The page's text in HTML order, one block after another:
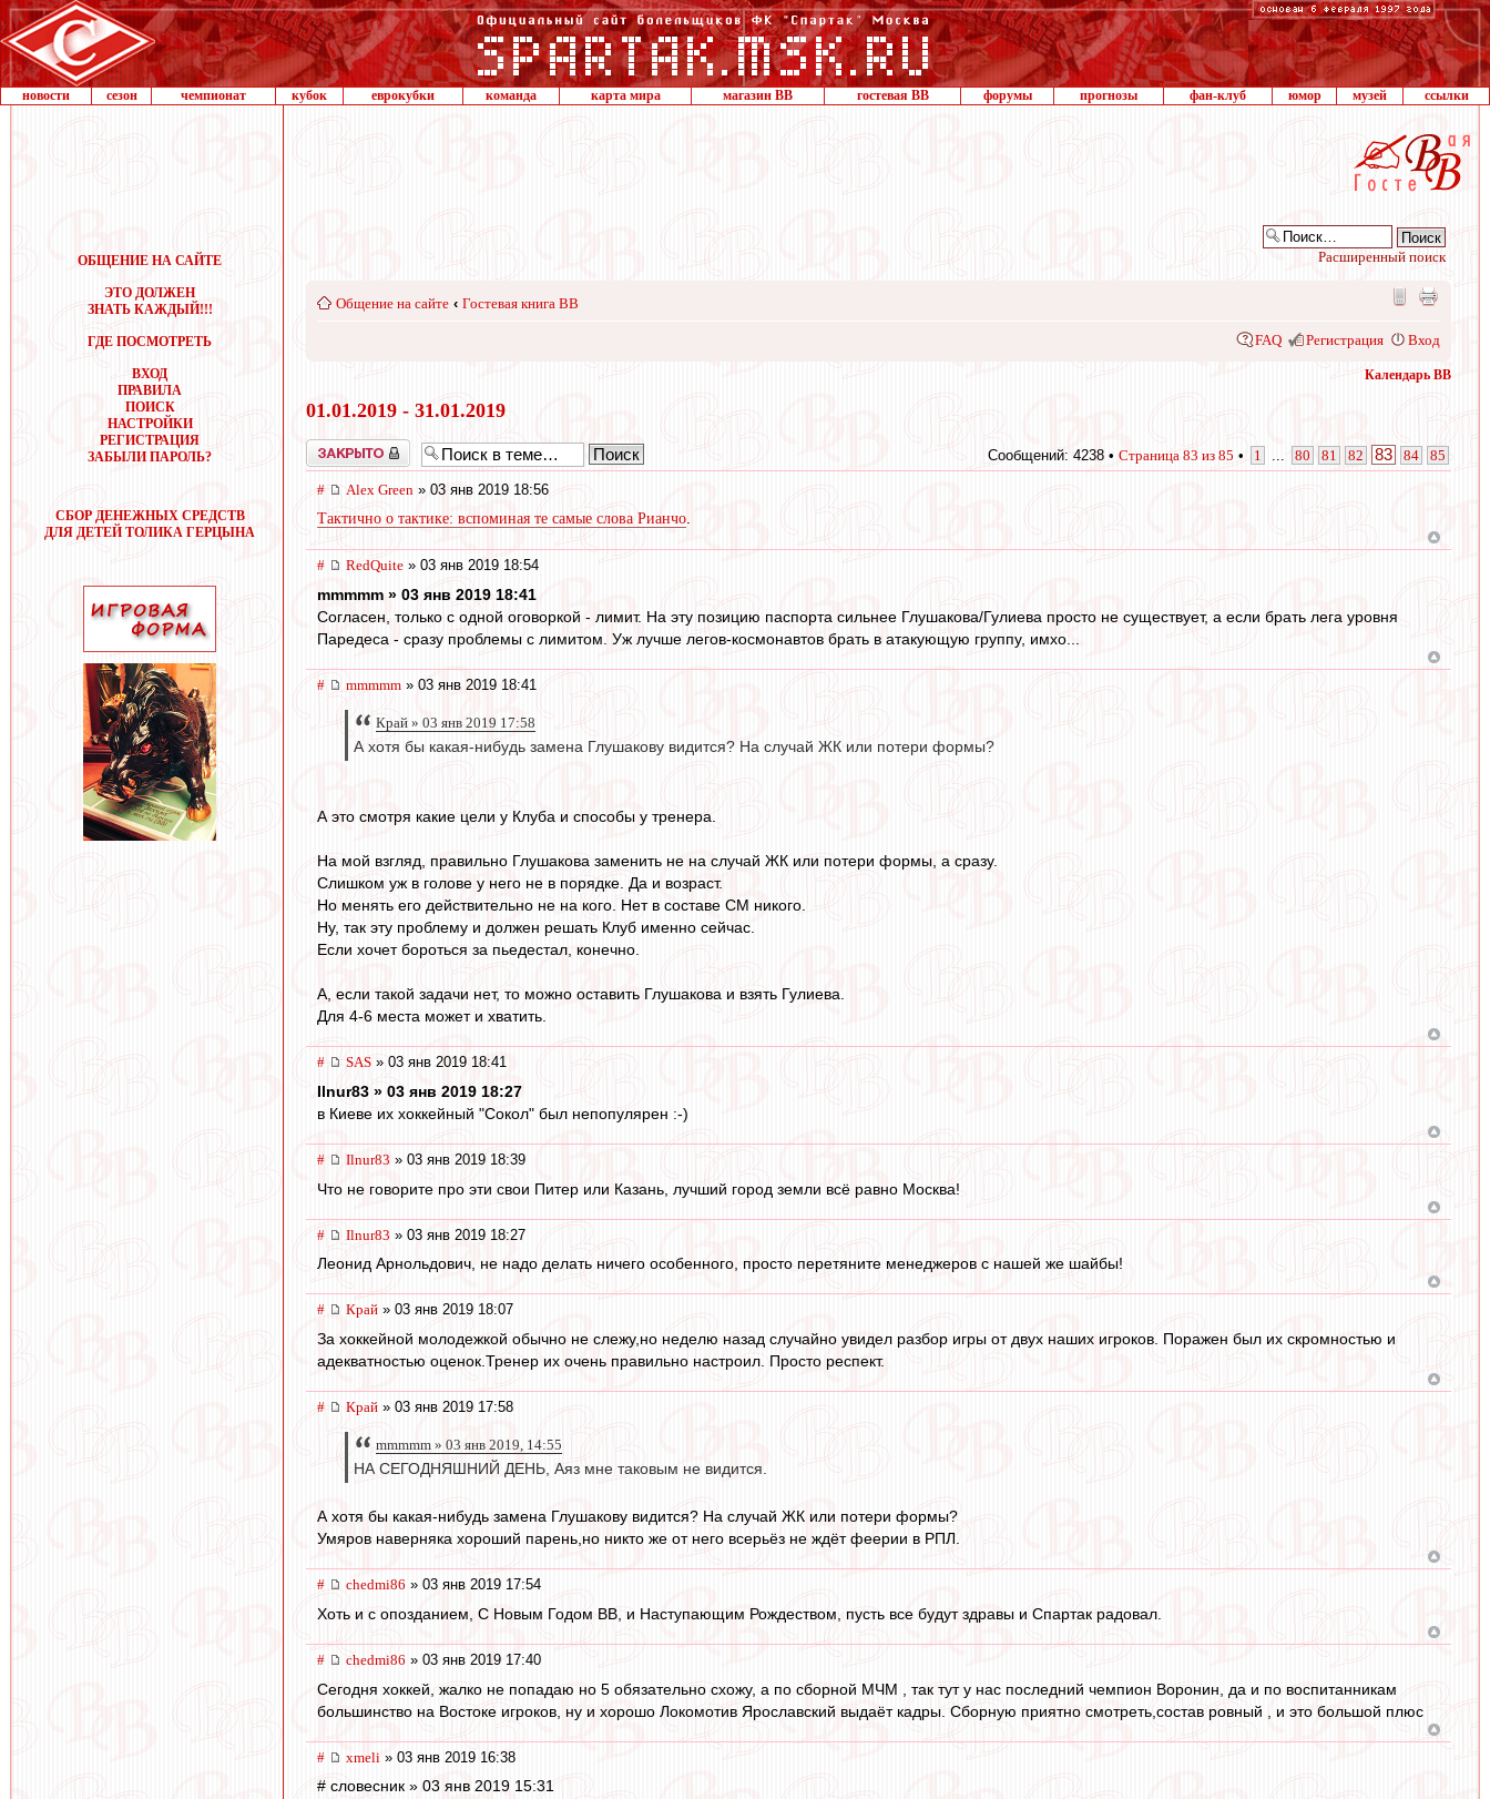
новости сезон чемпионат кубок еврокубки команда карта мира магазин ВВ гостевая ВВ форумы прогнозы фан-клуб юмор музей ссылки
ОБЩЕНИЕ НА САЙТЕ
ЭТО ДОЛЖЕН
ЗНАТЬ КАЖДЫЙ!!!
ГДЕ ПОСМОТРЕТЬ
ВХОД
ПРАВИЛА
ПОИСК
НАСТРОЙКИ
РЕГИСТРАЦИЯ
ЗАБЫЛИ ПАРОЛЬ?
СБОР ДЕНЕЖНЫХ СРЕДСТВ
ДЛЯ ДЕТЕЙ ТОЛИКА ГЕРЦЫНА
Расширенный поиск
Общение на сайте ‹ Гостевая книга ВВ
FAQ Регистрация Вход
Календарь ВВ
01.01.2019 - 31.01.2019
Закрыто Сообщений: 4238 • Страница 83 из 85 • 1 80 81 82 83 84 85
# Alex Green » 03 янв 2019 18:56
Тактично о тактике: вспоминая те самые слова Рианчо.
# RedQuite » 03 янв 2019 18:54
mmmmm » 03 янв 2019 18:41
Согласен, только с одной оговоркой - лимит. На эту позицию паспорта сильнее Глушакова/Гулиева просто не существует, а если брать лега уровня
Паредеса - сразу проблемы с лимитом. Уж лучше легов-космонавтов брать в атакующую группу, имхо...
# mmmmm » 03 янв 2019 18:41
Край » 03 янв 2019 17:58
А хотя бы какая-нибудь замена Глушакову видится? На случай ЖК или потери формы?
А это смотря какие цели у Клуба и способы у тренера.
На мой взгляд, правильно Глушакова заменить не на случай ЖК или потери формы, а сразу.
Слишком уж в голове у него не в порядке. Да и возраст.
Но менять его действительно не на кого. Нет в составе СМ никого.
Ну, так эту проблему и должен решать Клуб именно сейчас.
Если хочет бороться за пьедестал, конечно.
А, если такой задачи нет, то можно оставить Глушакова и взять Гулиева.
Для 4-6 места может и хватить.
# SAS » 03 янв 2019 18:41
Ilnur83 » 03 янв 2019 18:27
в Киеве их хоккейный "Сокол" был непопулярен :-)
# Ilnur83 » 03 янв 2019 18:39
Что не говорите про эти свои Питер или Казань, лучший город земли всё равно Москва!
# Ilnur83 » 03 янв 2019 18:27
Леонид Арнольдович, не надо делать ничего особенного, просто перетяните менеджеров с нашей же шайбы!
# Край » 03 янв 2019 18:07
За хоккейной молодежкой обычно не слежу,но неделю назад случайно увидел разбор игры от двух наших игроков. Поражен был их скромностью и
адекватностью оценок.Тренер их очень правильно настроил. Просто респект.
# Край » 03 янв 2019 17:58
mmmmm » 03 янв 2019, 14:55
НА СЕГОДНЯШНИЙ ДЕНЬ, Аяз мне таковым не видится.
А хотя бы какая-нибудь замена Глушакову видится? На случай ЖК или потери формы?
Умяров наверняка хороший парень,но никто же от него всерьёз не ждёт феерии в РПЛ.
# chedmi86 » 03 янв 2019 17:54
Хоть и с опозданием, С Новым Годом ВВ, и Наступающим Рождеством, пусть все будут здравы и Спартак радовал.
# chedmi86 » 03 янв 2019 17:40
Сегодня хоккей, жалко не попадаю но 5 обязательно схожу, а по сборной МЧМ , так тут у нас последний чемпион Воронин, да и по воспитанникам
большинство на Востоке игроков, ну и хорошо Локомотив Ярославский выдаёт кадры. Сборную приятно смотреть,состав ровный , и это большой плюс
# xmeli » 03 янв 2019 16:38
# словесник » 03 янв 2019 15:31